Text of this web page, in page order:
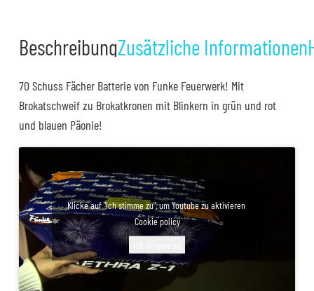
BeschreibungZusätzliche Informationen
70 Schuss Fächer Batterie von Funke Feuerwerk! Mit
Brokatschweif zu Brokatkronen mit Blinkern in grün und rot
und blauen Päonie!
Klicke auf "Ich stimme zu", um Youtube zu aktivieren
Cookie policy